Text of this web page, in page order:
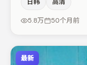
迅与赵丽颖的对手
推动谜题层层揭开
日韩 高清
5.8万 50个月前
最新